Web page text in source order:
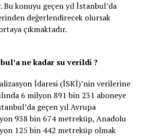
konuyu geçen yıl İstanbul’da
değerlendirecek olursak
çıkmaktadır.
ne kadar su verildi ?
İdaresi (İSKİ)’nin verilerine
6 milyon 891 bin 231 aboneye
geçen yıl Avrupa
938 bin 674 metreküp, Anadolu
125 bin 442 metreküp olmak